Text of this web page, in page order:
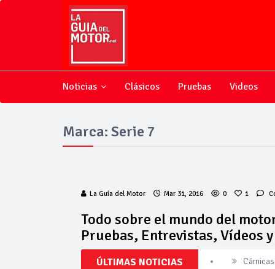
Noticias Clásicos Pruebas Videos
Marca: Serie 7
La Guía del Motor Mar 31, 2016 0 1
Todo sobre el mundo del
Pruebas, Entrevistas, Vídeos
ÚLTIMAS NOTICIAS